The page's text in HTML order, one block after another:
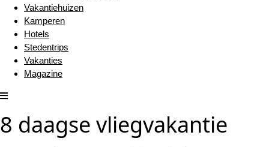
Vakantiehuizen
Kamperen
Hotels
Stedentrips
Vakanties
Magazine
8 daagse vliegvakantie